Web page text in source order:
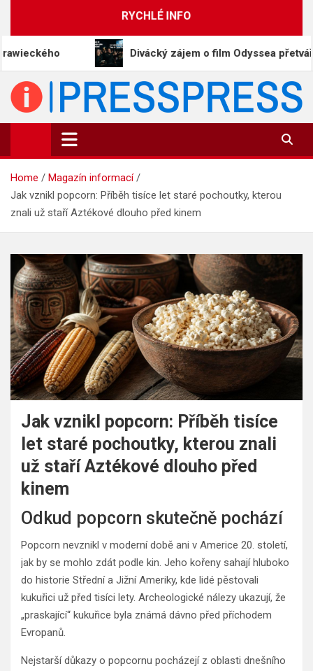
RYCHLÉ INFO
Divácký zájem o film Odyssea přetváří Homéra na
PressPress.cz
Vaše zprávy v souvislostech
Home
Magazín informací
Jak vznikl popcorn: Příběh tisíce let staré pochoutky, kterou
znali už staří Aztékové dlouho před kinem
Jak vznikl popcorn: Příběh tisíce
let staré pochoutky, kterou znali
už staří Aztékové dlouho před
kinem
Odkud popcorn skutečně pochází
Popcorn nevznikl v moderní době ani v Americe 20. století,
jak by se mohlo zdát podle kin. Jeho kořeny sahají hluboko
do historie Střední a Jižní Ameriky, kde lidé pěstovali
kukuřici už před tisíci lety. Archeologické nálezy ukazují, že
„praskající“ kukuřice byla známá dávno před příchodem
Evropanů.
Nejstarší důkazy o popcornu pocházejí z oblasti dnešního